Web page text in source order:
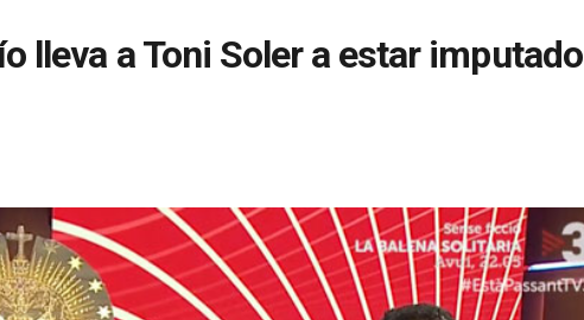
lleva a Toni Soler a estar imputado